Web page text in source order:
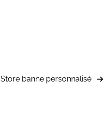
Store banne personnalisé